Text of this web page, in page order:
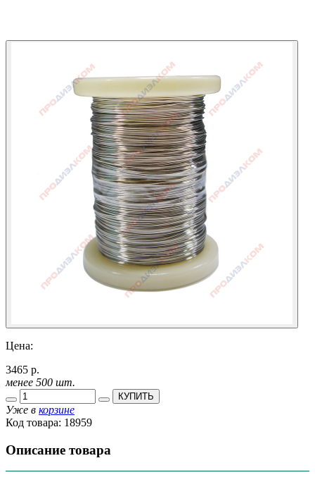
Цена:
3465 р.
менее 500 шт.
КУПИТЬ
Уже в корзине
Код товара: 18959
Описание товара